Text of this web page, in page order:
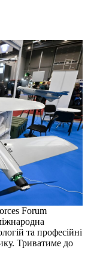
Forum
та професійні
Триватиме до